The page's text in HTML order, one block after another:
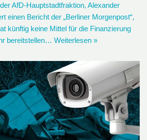
AfD-Hauptstadtfraktion, Alexander
einen Bericht der „Berliner Morgenpost“,
künftig keine Mittel für die Finanzierung
bereitstellen… Weiterlesen »